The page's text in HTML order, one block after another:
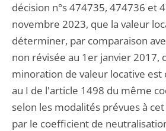
décision n°s 474735, 474736 et
novembre 2023, que la valeur
déterminer, par comparaison
non révisée au 1er janvier 2017,
minoration de valeur locative
au I de l'article 1498 du même
selon les modalités prévues à
par le coefficient de